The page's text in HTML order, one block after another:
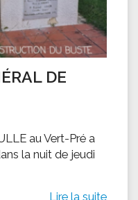
DE
au Vert-Pré a
la nuit de jeudi
Lire la suite